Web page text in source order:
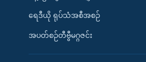
ရေဒီယို ရုပ်သံအစီအစဉ်
အပတ်စဉ်တီဗွီမဂ္ဂဇင်း